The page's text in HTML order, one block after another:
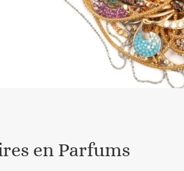
en Parfums